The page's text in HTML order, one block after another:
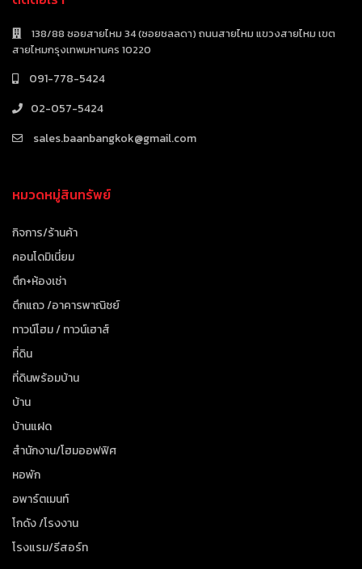
138/88 ซอยสายไหม 34 (ซอยชลลดา) ถนนสายไหม แขวงสายไหม เขต
สายไหมกรุงเทพมหานคร 10220
091-778-5424
02-057-5424
sales.baanbangkok@gmail.com
หมวดหมู่สินทรัพย์
กิจการ/ร้านค้า
คอนโดมิเนี่ยม
ตึก+ห้องเช่า
ตึกแถว /อาคารพาณิชย์
ทาวน์โฮม / ทาวน์เฮาส์
ที่ดิน
ที่ดินพร้อมบ้าน
บ้าน
บ้านแฝด
สำนักงาน/โฮมออฟฟิศ
หอพัก
อพาร์ตเมนท์
โกดัง /โรงงาน
โรงแรม/รีสอร์ท